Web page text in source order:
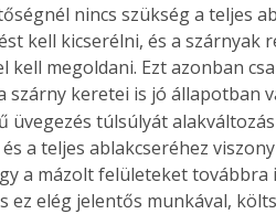
nincs szükség a teljes
kell kicserélni, és a
kell megoldani. Ezt azonban
szárny keretei is jó állapotban
üvegezés túlsúlyát
a teljes ablakcseréhez
a mázolt felületeket
ez elég jelentős munkával,